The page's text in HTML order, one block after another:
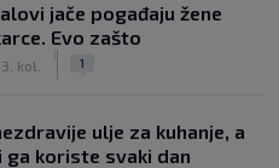
jače pogađaju žene
Evo zašto
3. kol. 1
ulje za kuhanje, a
koriste svaki dan